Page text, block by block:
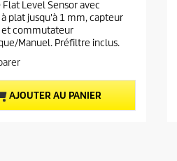
Flat Level Sensor avec
plat jusqu'à 1 mm, capteur
et commutateur
Manuel. Préfiltre inclus.
AJOUTER AU PANIER